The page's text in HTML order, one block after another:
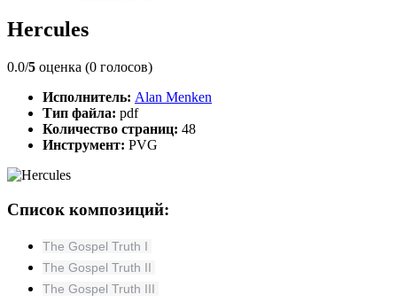
Hercules
0.0/5 оценка (0 голосов)
Исполнитель: Alan Menken
Тип файла: pdf
Количество страниц: 48
Инструмент: PVG
Список композиций:
The Gospel Truth I
The Gospel Truth II
The Gospel Truth III